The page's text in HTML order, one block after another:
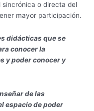
sincrónica o directa del
mayor participación.
didácticas que se
conocer la
y poder conocer y
de las
espacio de poder